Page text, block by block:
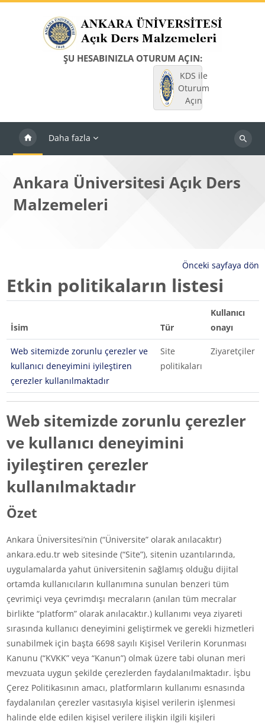
ŞU HESABINIZLA OTURUM AÇIN:
KDS ile
Oturum
Açın
Daha fazla
Dersleri
Ankara Üniversitesi Açık Ders
Malzemeleri
Önceki sayfaya dön
Etkin politikaların listesi
İsim Tür
Kullanıcı
onayı
Web sitemizde zorunlu çerezler ve
kullanıcı deneyimini iyileştiren
çerezler kullanılmaktadır
Site
politikaları
Ziyaretçiler
Web sitemizde zorunlu çerezler
ve kullanıcı deneyimini
iyileştiren çerezler
kullanılmaktadır
Özet
Ankara Üniversitesi’nin (“Üniversite” olarak anılacaktır)
ankara.edu.tr web sitesinde (“Site”), sitenin uzantılarında,
uygulamalarda yahut üniversitenin sağlamış olduğu dijital
ortamda kullanıcıların kullanımına sunulan benzeri tüm
çevrimiçi veya çevrimdışı mecraların (anılan tüm mecralar
birlikte “platform” olarak anılacaktır.) kullanımı veya ziyareti
sırasında kullanıcı deneyimini geliştirmek ve gerekli hizmetleri
sunabilmek için başta 6698 sayılı Kişisel Verilerin Korunması
Kanunu (“KVKK” veya “Kanun”) olmak üzere tabi olunan meri
mevzuata uygun şekilde çerezlerden faydalanılmaktadır. İşbu
Çerez Politikasının amacı, platformların kullanımı esnasında
faydalanılan çerezler vasıtasıyla kişisel verilerin işlenmesi
halinde elde edilen kişisel verilere ilişkin ilgili kişileri